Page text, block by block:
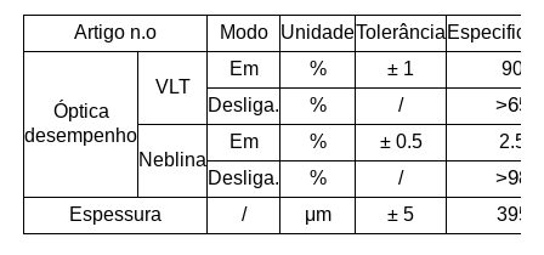
Artigo n.o Modo UnidadeTolerância
Óptica
desempenho
VLT
Em % ± 1
90
Desliga.
% / >65
Neblina
Em % ± 0.5
2.5
Desliga.
% / >98
Espessura / μm ± 5 395